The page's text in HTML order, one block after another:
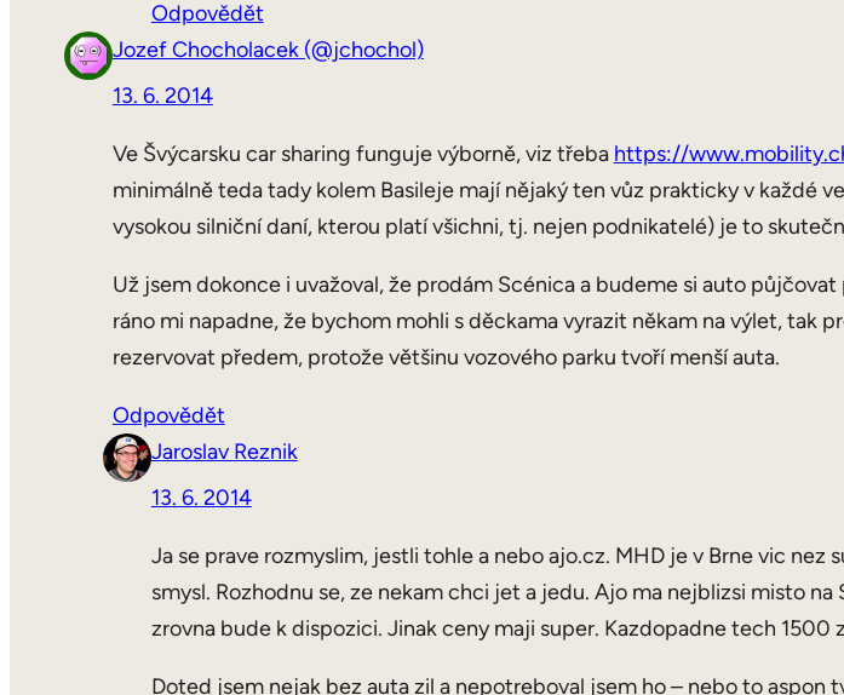
Odpovědět
Jozef Chocholacek (@jchochol)
13. 6. 2014
Ve Švýcarsku car sharing funguje výborně, viz třeba https://
minimálně teda tady kolem Basileje mají nějaký ten vůz prakticky v každé
vysokou silniční daní, kterou platí všichni, tj. nejen podnikatelé) je to
Už jsem dokonce i uvažoval, že prodám Scénica a budeme si auto
ráno mi napadne, že bychom mohli s děckama vyrazit někam na výlet, tak
rezervovat předem, protože většinu vozového parku tvoří menší auta.
Odpovědět
Jaroslav Reznik
13. 6. 2014
Ja se prave rozmyslim, jestli tohle a nebo ajo.cz. MHD je v Brne vic
smysl. Rozhodnu se, ze nekam chci jet a jedu. Ajo ma nejblizsi misto
zrovna bude k dispozici. Jinak ceny maji super. Kazdopadne tech 1500
Doted jsem nejak bez auta zil a nepotreboval jsem ho – nebo to aspon